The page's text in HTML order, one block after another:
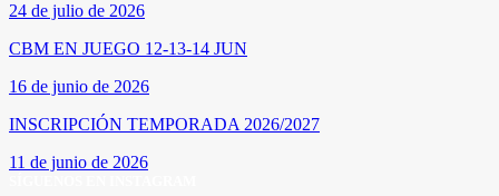
24 de julio de 2026
CBM EN JUEGO 12-13-14 JUN
16 de junio de 2026
INSCRIPCIÓN TEMPORADA 2026/2027
11 de junio de 2026